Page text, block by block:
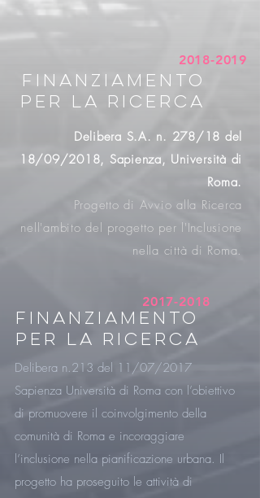
2018-2019
FINANZIAMENTO
PER LA RICERCA
Delibera S.A. n. 278/18 del
18/09/2018, Sapienza, Università di
Roma.
Progetto di Avvio alla Ricerca
nell'ambito del progetto per l'Inclusione
nella città di Roma.
2017-2018
FINANZIAMENTO
PER LA RICERCA
Delibera n.213 del 11/07/2017
Sapienza Università di Roma con l’obiettivo
di promuovere il coinvolgimento della
comunità di Roma e incoraggiare
l’inclusione nella pianificazione urbana. Il
progetto ha proseguito le attività di